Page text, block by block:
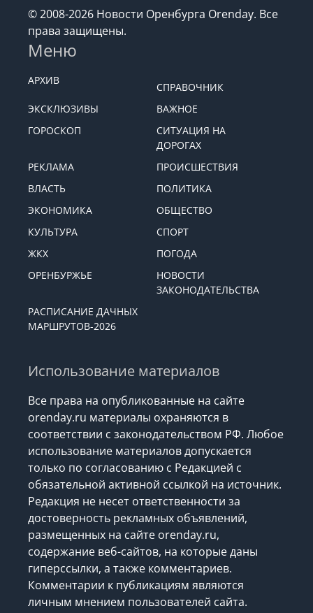
© 2008-2026 Новости Оренбурга Orenday. Все
права защищены.
Меню
АРХИВ
СПРАВОЧНИК
ЭКСКЛЮЗИВЫ
ВАЖНОЕ
ГОРОСКОП
СИТУАЦИЯ НА
ДОРОГАХ
РЕКЛАМА
ПРОИСШЕСТВИЯ
ВЛАСТЬ
ПОЛИТИКА
ЭКОНОМИКА
ОБЩЕСТВО
КУЛЬТУРА
СПОРТ
ЖКХ
ПОГОДА
ОРЕНБУРЖЬЕ
НОВОСТИ
ЗАКОНОДАТЕЛЬСТВА
РАСПИСАНИЕ ДАЧНЫХ
МАРШРУТОВ-2026
Использование материалов
Все права на опубликованные на сайте
orenday.ru материалы охраняются в
соответствии с законодательством РФ. Любое
использование материалов допускается
только по согласованию с Редакцией с
обязательной активной ссылкой на источник.
Редакция не несет ответственности за
достоверность рекламных объявлений,
размещенных на сайте orenday.ru,
содержание веб-сайтов, на которые даны
гиперссылки, а также комментариев.
Комментарии к публикациям являются
личным мнением пользователей сайта.